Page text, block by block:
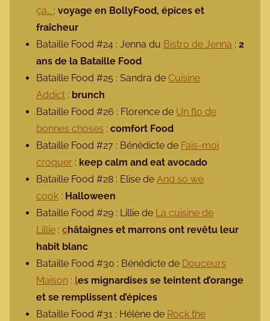
ça… : voyage en BollyFood, épices et
fraîcheur
Bataille Food #24 : Jenna du Bistro de Jenna : 2
ans de la Bataille Food
Bataille Food #25 : Sandra de Cuisine
Addict : brunch
Bataille Food #26 : Florence de Un flo de
bonnes choses : comfort Food
Bataille Food #27 : Bénédicte de Fais-moi
croquer : keep calm and eat avocado
Bataille Food #28 : Elise de And so we
cook : Halloween
Bataille Food #29 : Lillie de La cuisine de
Lillie : châtaignes et marrons ont revêtu leur
habit blanc
Bataille Food #30 : Bénédicte de Douceurs
Maison : les mignardises se teintent d’orange
et se remplissent d’épices
Bataille Food #31 : Hélène de Rock the